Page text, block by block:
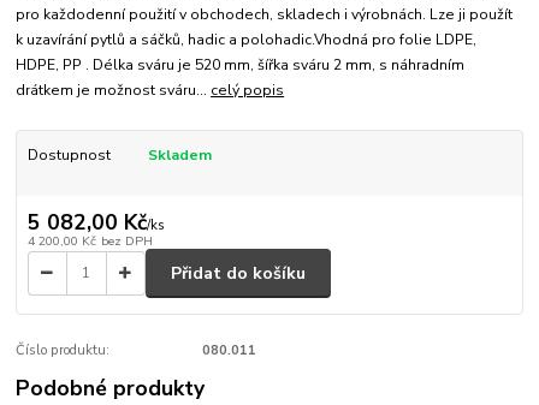
pro každodenní použití v obchodech, skladech i výrobnách. Lze ji použít
k uzavírání pytlů a sáčků, hadic a polohadic.Vhodná pro folie LDPE,
HDPE, PP . Délka sváru je 520 mm, šířka sváru 2 mm, s náhradním
drátkem je možnost sváru... celý popis
Dostupnost Skladem
5 082,00 Kč/ks
4 200,00 Kč bez DPH
Přidat do košíku
Číslo produktu: 080.011
Podobné produkty